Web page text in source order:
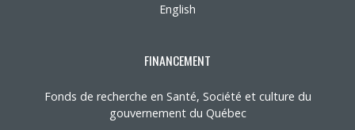
English
FINANCEMENT
Fonds de recherche en Santé, Société et culture du
gouvernement du Québec